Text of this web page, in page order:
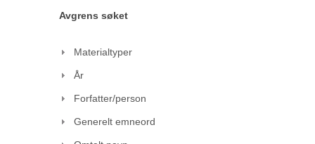
Avgrens søket
Materialtyper
År
Forfatter/person
Generelt emneord